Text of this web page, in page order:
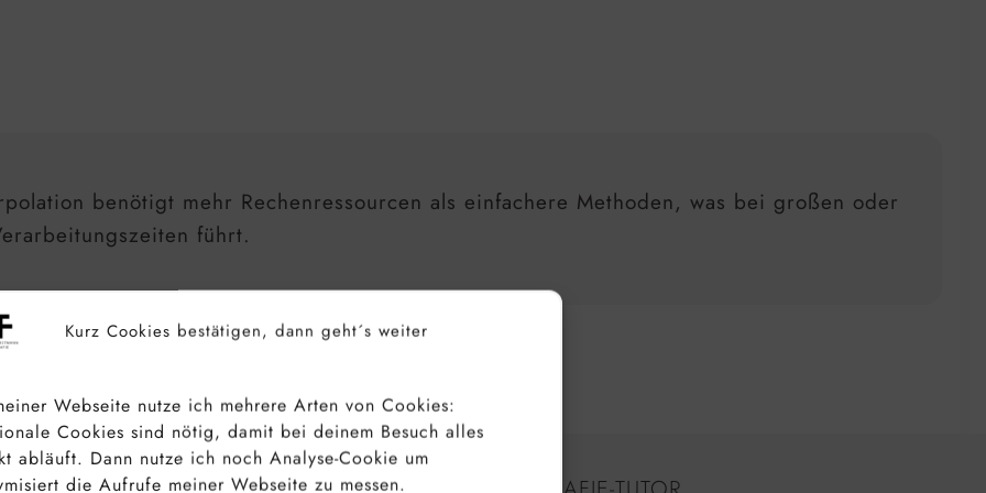
Kurz Cookies bestätigen, dann geht´s weiter
Webseite nutze ich mehrere Arten von Cookies:
Cookies sind nötig, damit bei deinem Besuch alles
abläuft. Dann nutze ich noch Analyse-Cookie um
die Aufrufe meiner Webseite zu messen.
benötigt mehr Rechenressourcen als einfachere Methoden, was bei großen oder
führt.